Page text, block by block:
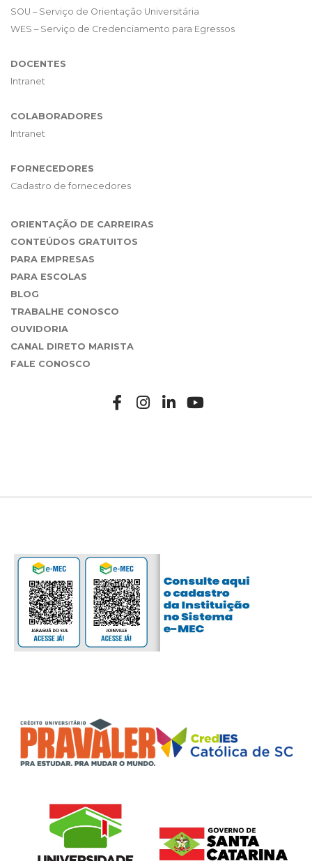
SOU – Serviço de Orientação Universitária
WES – Serviço de Credenciamento para Egressos
DOCENTES
Intranet
COLABORADORES
Intranet
FORNECEDORES
Cadastro de fornecedores
ORIENTAÇÃO DE CARREIRAS
CONTEÚDOS GRATUITOS
PARA EMPRESAS
PARA ESCOLAS
BLOG
TRABALHE CONOSCO
OUVIDORIA
CANAL DIRETO MARISTA
FALE CONOSCO